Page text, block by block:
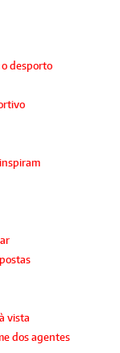
o desporto
vista
dos agentes